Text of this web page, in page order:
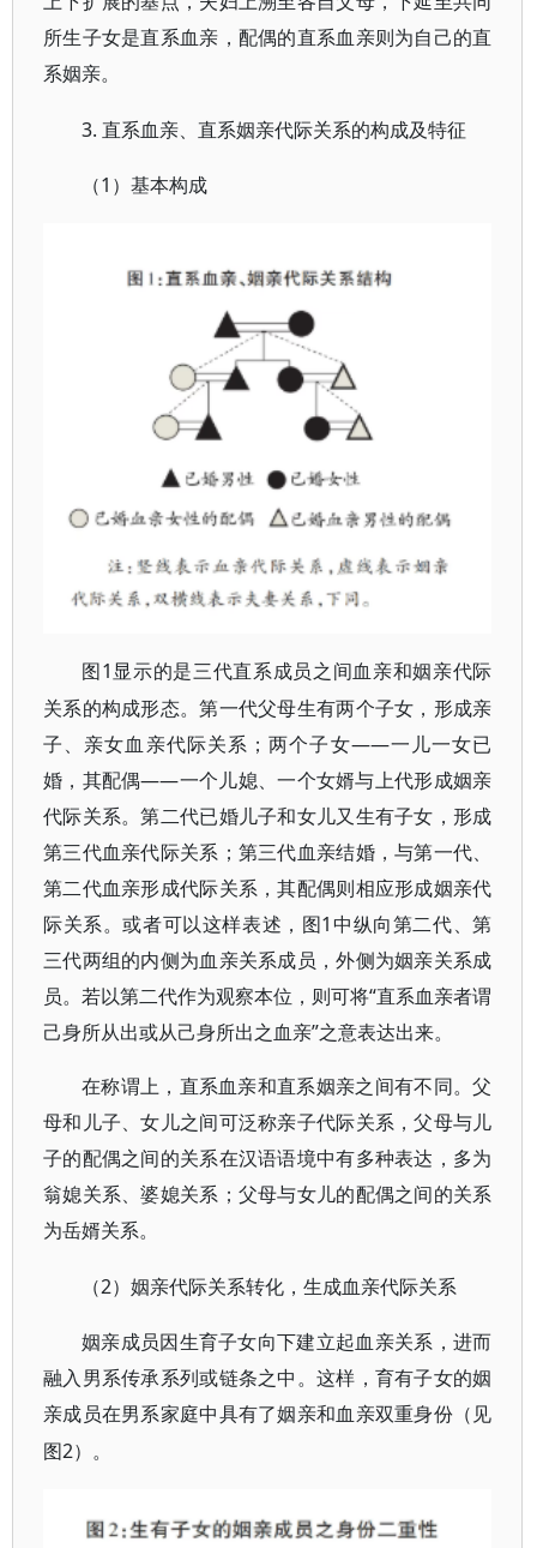
所生子女是直系血亲，配偶的直系血亲则为自己的直
系姻亲。
3. 直系血亲、直系姻亲代际关系的构成及特征
（1）基本构成
图 1显示的是三代直系成员之间血亲和姻亲代际
关系的构成形态。第一代父母生有两个子女，形成亲
子、亲女血亲代际关系；两个子女——一儿一女已
婚，其配偶——一个儿媳、一个女婿与上代形成姻亲
代际关系。第二代已婚儿子和女儿又生有子女，形成
第三代血亲代际关系；第三代血亲结婚，与第一代、
第二代血亲形成代际关系，其配偶则相应形成姻亲代
际关系。或者可以这样表述，图1中纵向第二代、第
三代两组的内侧为血亲关系成员，外侧为姻亲关系成
员。若以第二代作为观察本位，则可将“直系血亲者谓
己身所从出或从己身所出之血亲”之意表达出来。
在称谓上，直系血亲和直系姻亲之间有不同。父
母和儿子、女儿之间可泛称亲子代际关系，父母与儿
子的配偶之间的关系在汉语语境中有多种表达，多为
翁媳关系、婆媳关系；父母与女儿的配偶之间的关系
为岳婿关系。
（2）姻亲代际关系转化，生成血亲代际关系
姻亲成员因生育子女向下建立起血亲关系，进而
融入男系传承系列或链条之中。这样，育有子女的姻
亲成员在男系家庭中具有了姻亲和血亲双重身份（见
图2）。